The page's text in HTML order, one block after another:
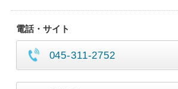
電話・サイト
045-311-2752